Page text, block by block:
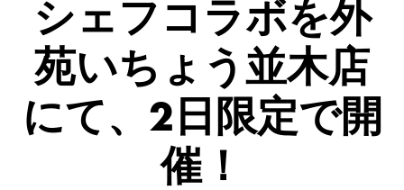
シェフコラボを外
苑いちょう並木店
にて、2日限定で開
催！